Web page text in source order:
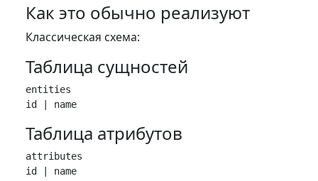
Как это обычно реализуют
Классическая схема:
Таблица сущностей
entities
Таблица атрибутов
attributes